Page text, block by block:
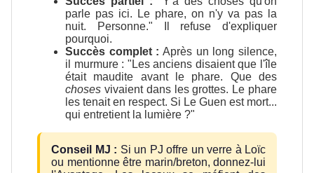
parle pas ici. Le phare, on n'y va pas la
nuit. Personne." Il refuse d'expliquer
pourquoi.
Succès complet : Après un long silence,
il murmure : "Les anciens disaient que l'île
était maudite avant le phare. Que des
choses vivaient dans les grottes. Le phare
les tenait en respect. Si Le Guen est mort...
qui entretient la lumière ?"
Conseil MJ : Si un PJ offre un verre à Loïc
ou mentionne être marin/breton, donnez-lui